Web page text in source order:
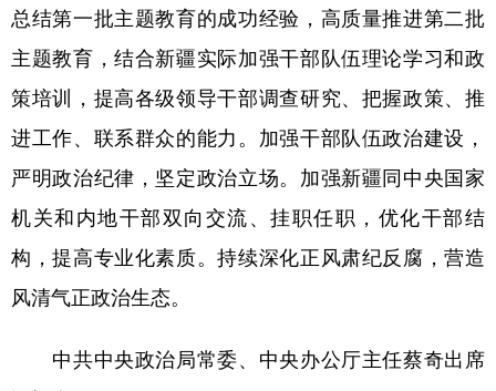
总结第一批主题教育的成功经验，高质量推进第二批
主题教育，结合新疆实际加强干部队伍理论学习和政
策培训，提高各级领导干部调查研究、把握政策、推
进工作、联系群众的能力。加强干部队伍政治建设，
严明政治纪律，坚定政治立场。加强新疆同中央国家
机关和内地干部双向交流、挂职任职，优化干部结
构，提高专业化素质。持续深化正风肃纪反腐，营造
风清气正政治生态。
中共中央政治局常委、中央办公厅主任蔡奇出席